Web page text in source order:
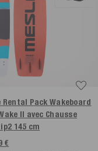
Rental Pack Wakeboard
II avec Chausse
145 cm
€